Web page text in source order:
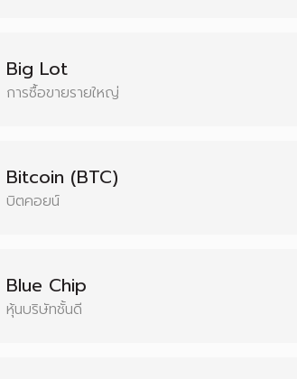
Big Lot
การซื้อขายรายใหญ่
Bitcoin (BTC)
บิตคอยน์
Blue Chip
หุ้นบริษัทชั้นดี